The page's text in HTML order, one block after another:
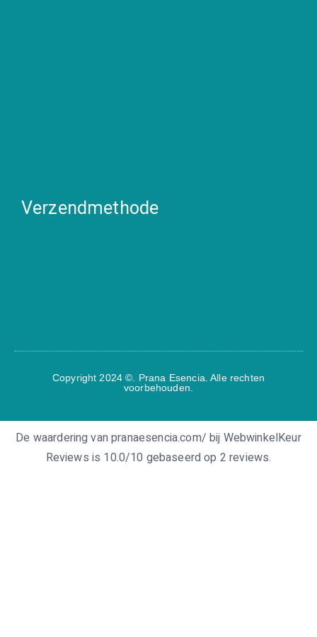
Verzendmethode
Copyright 2024 ©. Prana Esencia. Alle rechten
voorbehouden.
De waardering van pranaesencia.com/ bij WebwinkelKeur
Reviews is 10.0/10 gebaseerd op 2 reviews.